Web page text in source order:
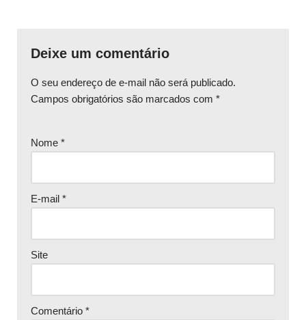
Deixe um comentário
O seu endereço de e-mail não será publicado.
Campos obrigatórios são marcados com *
Nome *
E-mail *
Site
Comentário *